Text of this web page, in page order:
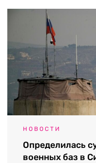
НОВОСТИ
Определилась
военных баз в